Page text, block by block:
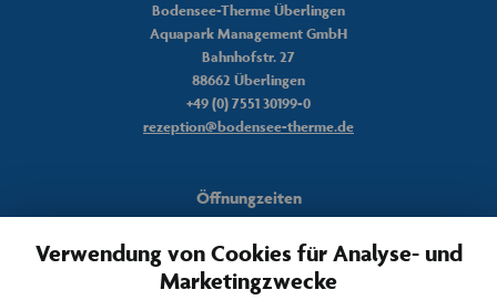
Bodensee-Therme Überlingen
Aquapark Management GmbH
Bahnhofstr. 27
88662 Überlingen
+49 (0) 7551 30199-0
rezeption@bodensee-therme.de
Öffnungzeiten
10 – 22 Uhr
Häufige Fragen & Kontakt
Verwendung von Cookies für Analyse- und
Marketingzwecke
Hallo. Wie kann ich helfen?